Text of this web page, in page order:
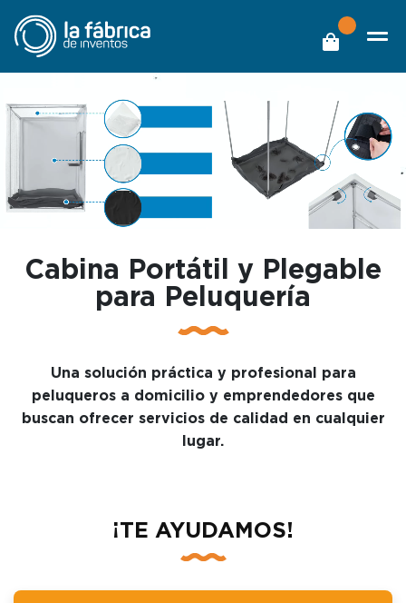
Cabina Portátil y Plegable
para Peluquería
Una solución práctica y profesional para
peluqueros a domicilio y emprendedores que
buscan ofrecer servicios de calidad en cualquier
lugar.
¡TE AYUDAMOS!